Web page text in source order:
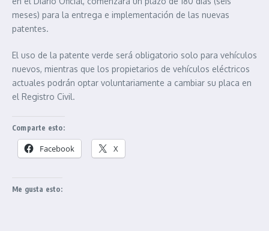
meses) para la entrega e implementación de las nuevas
patentes.
El uso de la patente verde será obligatorio solo para vehículos
nuevos, mientras que los propietarios de vehículos eléctricos
actuales podrán optar voluntariamente a cambiar su placa en
el Registro Civil.
Comparte esto:
Facebook X
Me gusta esto: